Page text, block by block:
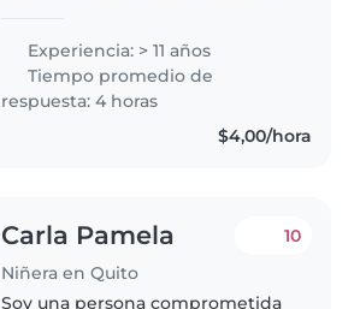
cuenta el bachiller tengo
pasaporte, soy auxiliar de
enfermería , tengo unos cursos
de cuidado..
Experiencia: > 11 años
Tiempo promedio de
respuesta: 4 horas
$4,00/hora
Carla Pamela
Niñera en Quito
10
Soy una persona comprometida